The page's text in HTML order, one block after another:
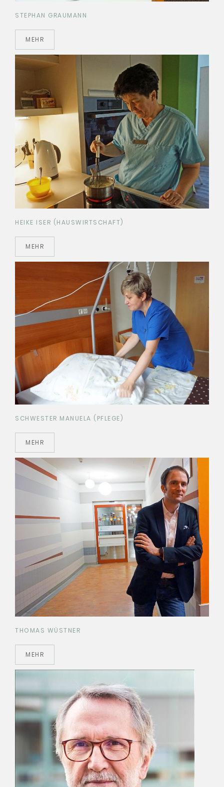
STEPHAN GRAUMANN
MEHR
HEIKE ISER (HAUSWIRTSCHAFT)
MEHR
SCHWESTER MANUELA (PFLEGE)
MEHR
THOMAS WÜSTNER
MEHR